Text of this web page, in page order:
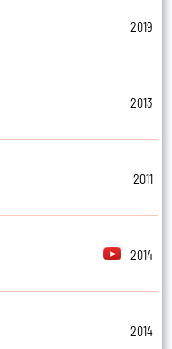
2019
2013
2011
2014
2014